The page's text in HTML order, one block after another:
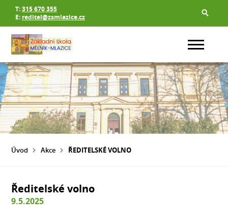
T:315 670 355
E: reditel@zsmlazice.cz
Úvod Akce ŘEDITELSKÉ VOLNO
Ředitelské volno
9.5.2025